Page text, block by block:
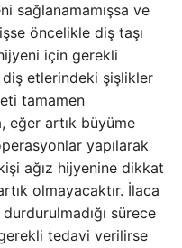
sağlanamamışsa ve
öncelikle diş taşı
için gerekli
etlerindeki şişlikler
tamamen
eğer artık büyüme
yapılarak
ağız hijyenine dikkat
olmayacaktır. İlaca
sürece
tedavi verilirse